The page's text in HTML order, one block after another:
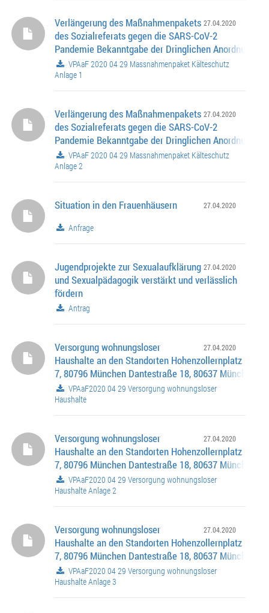
27.04.2020
Verlängerung des Maßnahmenpakets
des Sozialreferats gegen die SARS-CoV-2
Pandemie Bekanntgabe der Dringlichen Anordnung
Oberbürgermeisters vom 20.03.2020
VPAaF 2020 04 29 Massnahmenpaket Kälteschutz
Anlage 1
27.04.2020
Verlängerung des Maßnahmenpakets
des Sozialreferats gegen die SARS-CoV-2
Pandemie Bekanntgabe der Dringlichen Anordnung
Oberbürgermeisters vom 20.03.2020
VPAaF 2020 04 29 Massnahmenpaket Kälteschutz
Anlage 2
27.04.2020
Situation in den Frauenhäusern
Anfrage
27.04.2020
Jugendprojekte zur Sexualaufklärung
und Sexualpädagogik verstärkt und verlässlich
fördern
Antrag
27.04.2020
Versorgung wohnungsloser
Haushalte an den Standorten Hohenzollernplatz
7, 80796 München Dantestraße 18, 80637 München 4.
Stadtbezirk - Schwabing-West 9. Stadtbezirk -
Nymphenburg Flexi-Wohnheime für junge Menschen
Ergänzung des Hilfesystems Antrag Nr. 14-20 / A
VPAaF2020 04 29 Versorgung wohnungsloser
Haushalte
27.04.2020
Versorgung wohnungsloser
Haushalte an den Standorten Hohenzollernplatz
7, 80796 München Dantestraße 18, 80637 München 4.
Stadtbezirk - Schwabing-West 9. Stadtbezirk -
Nymphenburg Flexi-Wohnheime für junge Menschen
Ergänzung des Hilfesystems Antrag Nr. 14-20 / A
VPAaF2020 04 29 Versorgung wohnungsloser
Haushalte Anlage 2
27.04.2020
Versorgung wohnungsloser
Haushalte an den Standorten Hohenzollernplatz
7, 80796 München Dantestraße 18, 80637 München 4.
Stadtbezirk - Schwabing-West 9. Stadtbezirk -
Nymphenburg Flexi-Wohnheime für junge Menschen
Ergänzung des Hilfesystems Antrag Nr. 14-20 / A
VPAaF2020 04 29 Versorgung wohnungsloser
Haushalte Anlage 3